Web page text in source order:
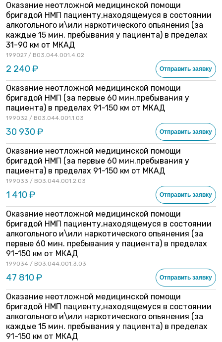
Оказание неотложной медицинской помощи
бригадой НМП пациенту,находящемуся в состоянии
алкогольного и\или наркотического опьянения (за
каждые 15 мин. пребывания у пациента) в пределах
31-90 км от МКАД
199027 / B03.044.001.4.02
2 240 ₽ Отправить заявку
Оказание неотложной медицинской помощи
бригадой НМП (за первые 60 мин.пребывания у
пациента) в пределах 91-150 км от МКАД
199032 / B03.044.001.1.03
30 930 ₽ Отправить заявку
Оказание неотложной медицинской помощи
бригадой НМП (за первые 60 мин.пребывания у
пациента) в пределах 91-150 км от МКАД
199033 / B03.044.001.2.03
1 410 ₽ Отправить заявку
Оказание неотложной медицинской помощи
бригадой НМП пациенту,находящемуся в состоянии
алкогольного и\или наркотического опьянения (за
первые 60 мин. пребывания у пациента) в пределах
91-150 км от МКАД
199034 / B03.044.001.3.03
47 810 ₽ Отправить заявку
Оказание неотложной медицинской помощи
бригадой НМП пациенту,находящемуся в состоянии
алкогольного и\или наркотического опьянения (за
каждые 15 мин. пребывания у пациента) в пределах
91-150 км от МКАД